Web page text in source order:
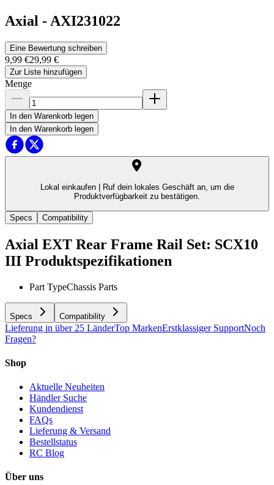
Axial - AXI231022
Eine Bewertung schreiben
9,99 €29,99 €
Zur Liste hinzufügen
Menge
In den Warenkorb legen
In den Warenkorb legen
Lokal einkaufen |
Ruf dein lokales Geschäft an, um die
Produktverfügbarkeit zu bestätigen.
Specs Compatibility
Axial EXT Rear Frame Rail Set: SCX10
III Produktspezifikationen
Part TypeChassis Parts
Specs Compatibility
Lieferung in über 25 LänderTop MarkenErstklassiger SupportNoch
Fragen?
Shop
Aktuelle Neuheiten
Händler Suche
Kundendienst
FAQs
Lieferung & Versand
Bestellstatus
RC Blog
Über uns